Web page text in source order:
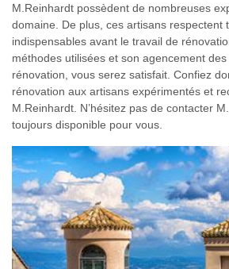
M.Reinhardt possèdent de nombreuses
domaine. De plus, ces artisans respectent
indispensables avant le travail de
méthodes utilisées et son agencement
rénovation, vous serez satisfait. Confiez
rénovation aux artisans expérimentés et
M.Reinhardt. N’hésitez pas de contacter
toujours disponible pour vous.